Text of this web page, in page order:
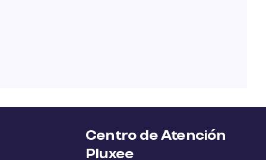
Centro de Atención
Pluxee